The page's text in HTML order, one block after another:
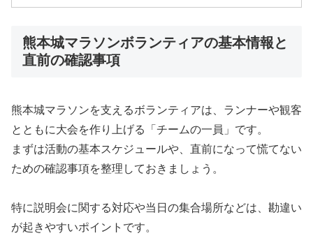
熊本城マラソンボランティアの基本情報と
直前の確認事項
熊本城マラソンを支えるボランティアは、ランナーや観客
とともに大会を作り上げる「チームの一員」です。
まずは活動の基本スケジュールや、直前になって慌てない
ための確認事項を整理しておきましょう。
特に説明会に関する対応や当日の集合場所などは、勘違い
が起きやすいポイントです。